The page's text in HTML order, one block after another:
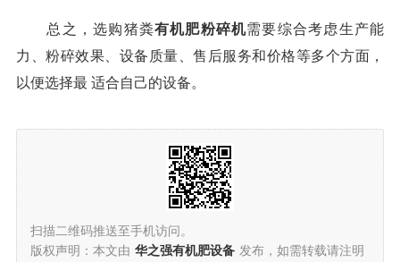
总之，选购猪粪有机肥粉碎机需要综合考虑生产能
力、粉碎效果、设备质量、售后服务和价格等多个方面，
以便选择最 适合自己的设备。
扫描二维码推送至手机访问。
版权声明：本文由 华之强有机肥设备 发布，如需转载请注明